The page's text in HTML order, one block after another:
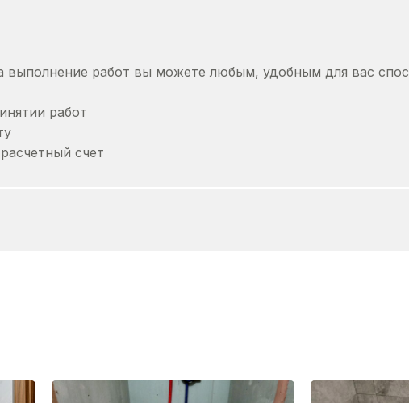
выполнение работ вы можете любым, удобным для вас
работ
счет